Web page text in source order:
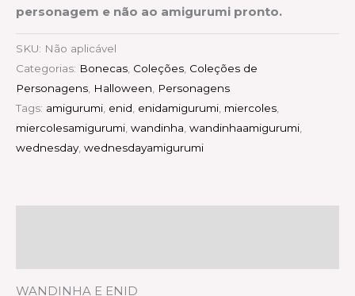
personagem e não ao amigurumi pronto.
SKU: Não aplicável
Categorias: Bonecas, Coleções, Coleções de
Personagens, Halloween, Personagens
Tags: amigurumi, enid, enidamigurumi, miercoles,
miercolesamigurumi, wandinha, wandinhaamigurumi,
wednesday, wednesdayamigurumi
WANDINHA E ENID